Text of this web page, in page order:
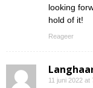
looking
hold of it!
Reageer
11 juni 2022 at